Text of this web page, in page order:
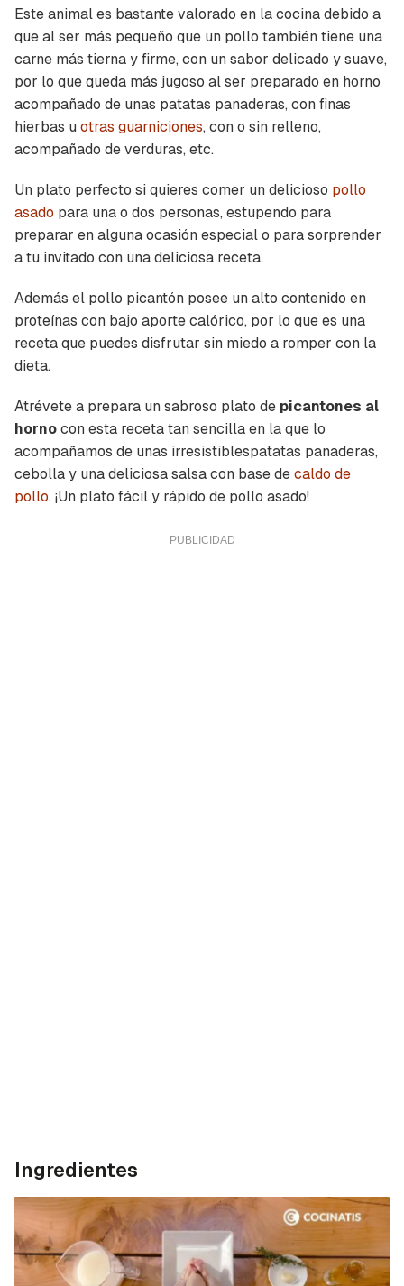
Este animal es bastante valorado en la cocina debido a
que al ser más pequeño que un pollo también tiene una
carne más tierna y firme, con un sabor delicado y suave,
por lo que queda más jugoso al ser preparado en horno
acompañado de unas patatas panaderas, con finas
hierbas u otras guarniciones, con o sin relleno,
acompañado de verduras, etc.
Un plato perfecto si quieres comer un delicioso pollo
asado para una o dos personas, estupendo para
preparar en alguna ocasión especial o para sorprender
a tu invitado con una deliciosa receta.
Además el pollo picantón posee un alto contenido en
proteínas con bajo aporte calórico, por lo que es una
receta que puedes disfrutar sin miedo a romper con la
dieta.
Atrévete a prepara un sabroso plato de picantones al
hornocon esta receta tan sencilla en la que lo
acompañamos de unas irresistiblespatatas panaderas,
cebolla y una deliciosa salsa con base decaldo de
pollo. ¡Un plato fácil y rápido de pollo asado!
Ingredientes